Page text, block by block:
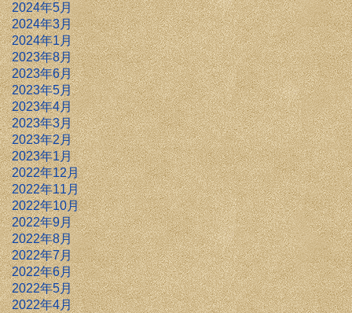
2024年5月
2024年3月
2024年1月
2023年8月
2023年6月
2023年5月
2023年4月
2023年3月
2023年2月
2023年1月
2022年12月
2022年11月
2022年10月
2022年9月
2022年8月
2022年7月
2022年6月
2022年5月
2022年4月